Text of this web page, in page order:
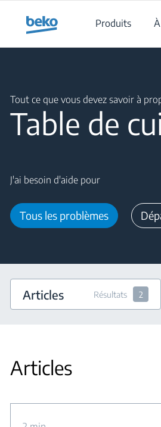
Produits
Tout ce que vous devez savoir à
Table de
J'ai besoin d'aide pour
Tous les problèmes
Articles Résultats 2
Articles